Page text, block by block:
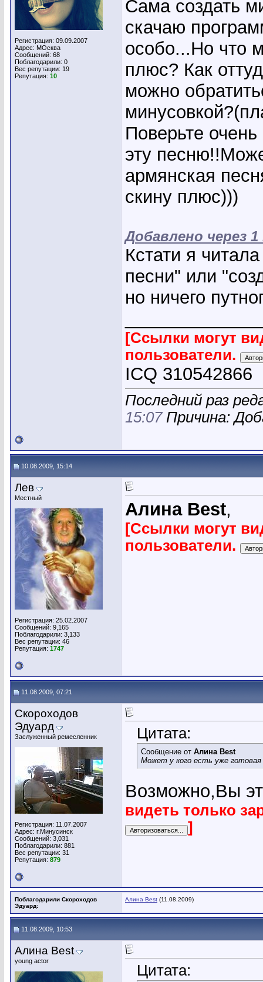
Регистрация: 09.09.2007
Адрес: МОсква
Сообщений: 68
Поблагодарили: 0
Вес репутации: 19
Репутация: 10
Сама создать
скачаю
особо...Но что
плюс? Как
можно
Поверьте
эту
армянская
скину плюс)))
Добавлено через
Кстати я
песни" или
но ничего
[Ссылки могут
пользователи.
ICQ 310542866
Последний раз
15:07Причина:
10.08.2009, 15:14
Лев
Местный
Регистрация: 25.02.2007
Сообщений: 9,165
Поблагодарили: 3,133
Вес репутации: 46
Репутация: 1747
Алина Best,
[Ссылки могут
пользователи.
11.08.2009, 07:21
Скороходов
Эдуард
Заслуженный ремесленник
Регистрация: 11.07.2007
Адрес: г.Минусинск
Сообщений: 3,031
Поблагодарили: 881
Вес репутации: 31
Репутация: 879
Цитата:
Сообщение от Алина Best
Может у кого есть уже готовая
Возможно,Вы
видеть только
]
Поблагодарили Скороходов
Эдуард:
Алина Best (11.08.2009)
11.08.2009, 10:53
Алина Best
young actor
Цитата: